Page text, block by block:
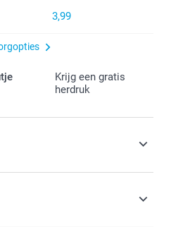
3,99
Krijg een gratis
herdruk
inclusief BTW en exclusief